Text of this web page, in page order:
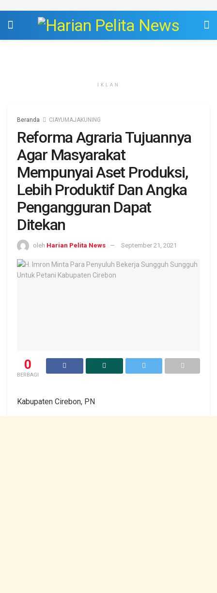
IKLAN
Beranda CIAYUMAJAKUNING
Reforma Agraria Tujuannya
Agar Masyarakat
Mempunyai Aset Produksi,
Lebih Produktif Dan Angka
Pengangguran Dapat
Ditekan
oleh Harian Pelita News September 21, 2021
0
BERBAGI
Kabupaten Cirebon, PN